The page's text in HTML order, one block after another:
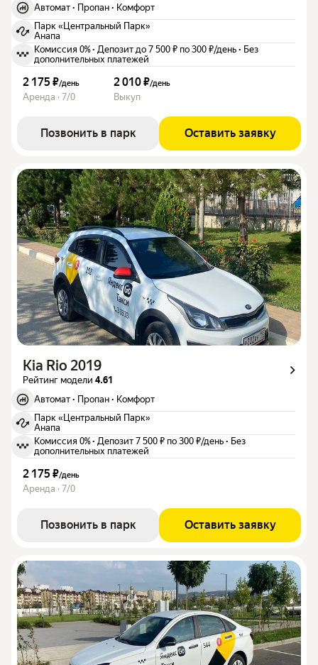
Автомат · Пропан · Комфорт
Парк «Центральный Парк»
Анапа
Комиссия 0%· Депозит до 7 500 ₽ по 300 ₽/день · Без
дополнительных платежей
2 175 ₽/день
Аренда · 7/0
2 010 ₽/день
Выкуп
Позвонить в парк Оставить заявку
Kia Rio 2019
Рейтинг модели 4.61
Автомат · Пропан · Комфорт
Парк «Центральный Парк»
Анапа
Комиссия 0%· Депозит 7 500 ₽ по 300 ₽/день · Без
дополнительных платежей
2 175 ₽/день
Аренда · 7/0
Позвонить в парк Оставить заявку